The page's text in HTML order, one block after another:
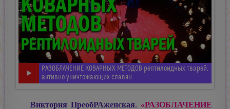
РАЗОБЛАЧЕНИЕ КОВАРНЫХ МЕТОДОВ рептилоидных тварей,
активно уничтожающих славян
Виктория ПреобРАженская. «РАЗОБЛАЧЕНИЕ